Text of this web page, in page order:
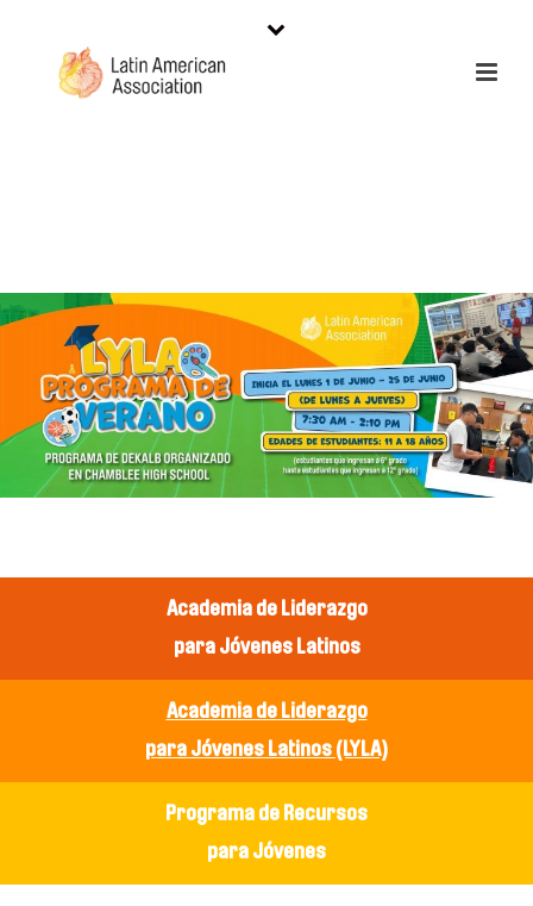
Academia de Liderazgo
para Jóvenes Latinos
Academia de Liderazgo
para Jóvenes Latinos (LYLA)
Programa de Recursos
para Jóvenes